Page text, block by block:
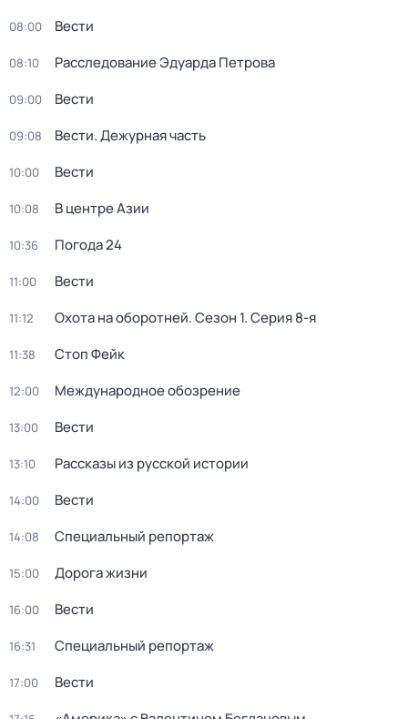
08:00 Вести
08:10 Расследование Эдуарда Петрова
09:00 Вести
09:08 Вести. Дежурная часть
10:00 Вести
10:08 В центре Азии
10:36 Погода 24
11:00 Вести
11:12 Охота на оборотней. Сезон 1. Серия 8-я
11:38 Стоп Фейк
12:00 Международное обозрение
13:00 Вести
13:10 Рассказы из русской истории
14:00 Вести
14:08 Специальный репортаж
15:00 Дорога жизни
16:00 Вести
16:31 Специальный репортаж
17:00 Вести